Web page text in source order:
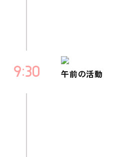
9 30 午前の活動